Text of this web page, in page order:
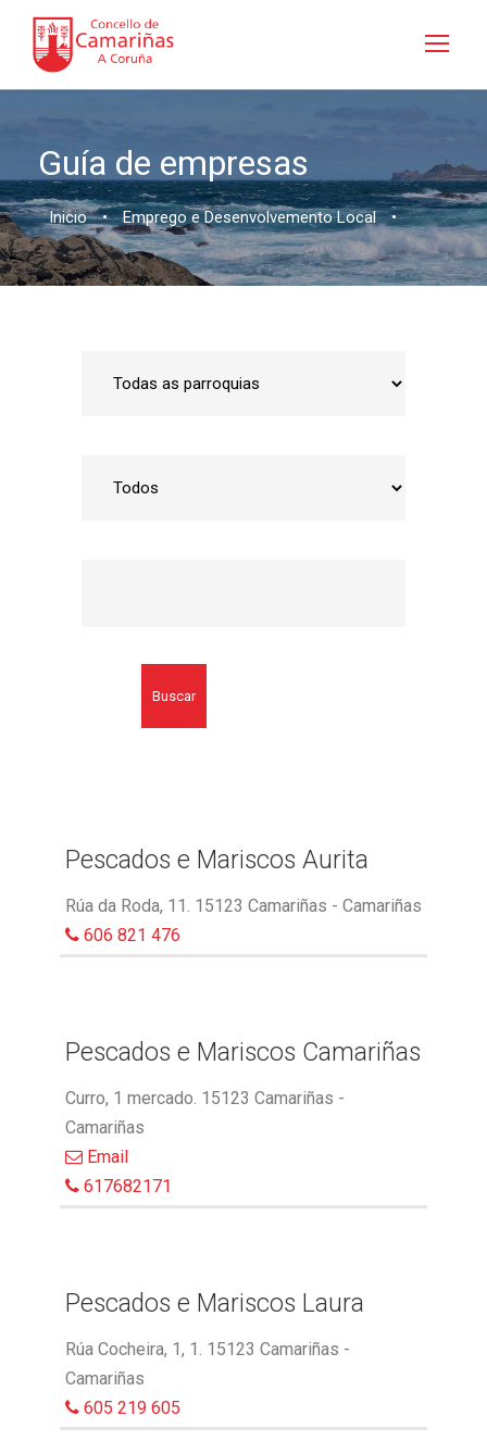
Guía de empresas
Inicio • Emprego e Desenvolvemento Local •
Buscar
Pescados e Mariscos Aurita
Rúa da Roda, 11. 15123 Camariñas - Camariñas
606 821 476
Pescados e Mariscos Camariñas
Curro, 1 mercado. 15123 Camariñas -
Camariñas
Email
617682171
Pescados e Mariscos Laura
Rúa Cocheira, 1, 1. 15123 Camariñas -
Camariñas
605 219 605